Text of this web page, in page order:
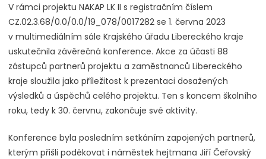
V rámci projektu NAKAP LK II s registračním číslem
CZ.02.3.68/0.0/0.0/19_078/0017282 se 1. června 2023
v multimediálním sále Krajského úřadu Libereckého kraje
uskutečnila závěrečná konference. Akce za účasti 88
zástupců partnerů projektu a zaměstnanců Libereckého
kraje sloužila jako příležitost k prezentaci dosažených
výsledků a úspěchů celého projektu. Ten s koncem školního
roku, tedy k 30. červnu, zakončuje své aktivity.
Konference byla posledním setkáním zapojených partnerů,
kterým přišli poděkovat i náměstek hejtmana Jiří Čeřovský